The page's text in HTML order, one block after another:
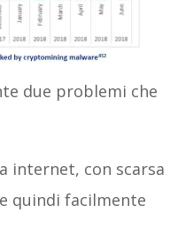
due problemi che
internet, con scarsa
quindi facilmente